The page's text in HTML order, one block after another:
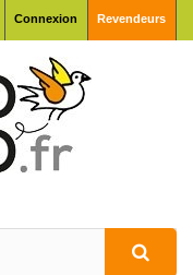
Connexion Revendeurs